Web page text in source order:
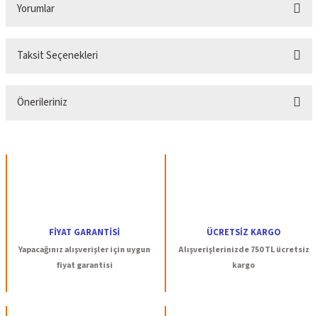
Yorumlar
Taksit Seçenekleri
Önerileriniz
Ürün fiyatı diğer sitelerden daha pahalı.
FİYAT GARANTİSİ
Yapacağınız alışverişler için uygun
fiyat garantisi
ÜCRETSİZ KARGO
Alışverişlerinizde 750 TL ücretsiz
kargo